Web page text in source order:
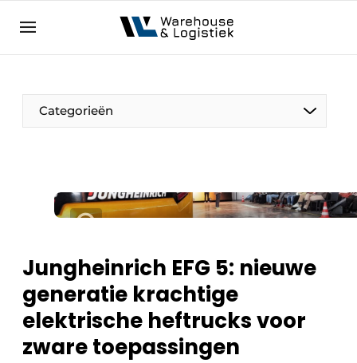
NL EN
Categorieën
Jungheinrich EFG 5: nieuwe
generatie krachtige
elektrische heftrucks voor
zware toepassingen